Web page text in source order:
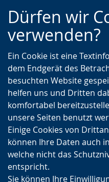
Dürfen wir
verwenden?
Ein Cookie ist eine
dem Endgerät des
besuchten Website
helfen uns und Dritten
komfortabel
unsere Seiten benutzt
Einige Cookies von
können Ihre Daten auch
welche nicht das
entspricht.
Sie können Ihre